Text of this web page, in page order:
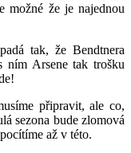
že je najednou
tak, že Bendtnera
ním Arsene tak trošku
připravit, ale co,
sezona bude zlomová
až v této.